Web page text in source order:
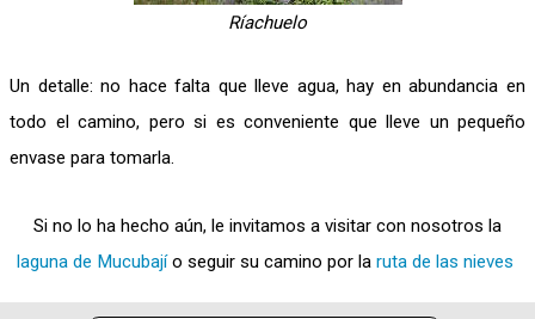
Ríachuelo
Un detalle: no hace falta que lleve agua, hay en abundancia en
todo el camino, pero si es conveniente que lleve un pequeño
envase para tomarla.
Si no lo ha hecho aún, le invitamos a visitar con nosotros la
laguna de Mucubajío seguir su camino por la ruta de las nieves